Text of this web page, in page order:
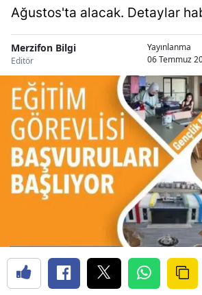
Ağustos'ta alacak. Detaylar
Merzifon Bilgi
Editör
Yayınlanma
06 Temmuz